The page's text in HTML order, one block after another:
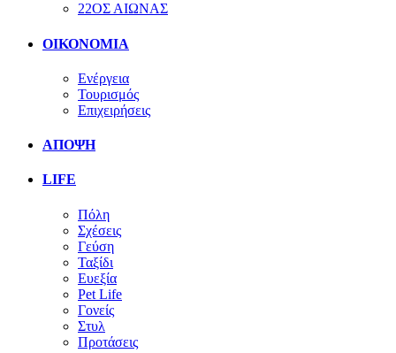
22ΟΣ ΑΙΩΝΑΣ
ΟΙΚΟΝΟΜΙΑ
Ενέργεια
Τουρισμός
Επιχειρήσεις
ΑΠΟΨΗ
LIFE
Πόλη
Σχέσεις
Γεύση
Ταξίδι
Ευεξία
Pet Life
Γονείς
Στυλ
Προτάσεις